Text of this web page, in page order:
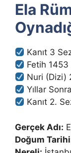
Ela
Kanıt 3
Fetih 1453
Nuri (Dizi)
Yıllar
Kanıt 2.
Gerçek Adı:
Doğum